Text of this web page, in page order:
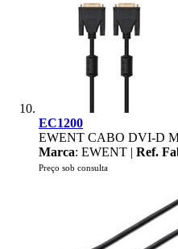
EC1200
EWENT CABO DVI-D
Marca: EWENT | Ref.
Preço sob consulta